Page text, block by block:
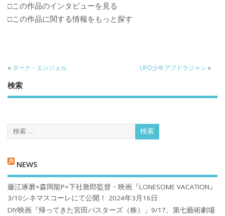
□この作品のインタビューを見る
□この作品に関する情報をもっと探す
« ダーク・エンジェル UFO少年アブドラジャン »
検索
NEWS
藤江琢磨×森岡龍P×下社敦郎監督・映画『LONESOME VACATION』
3/10シネマスコーレにて公開！
2024年3月16日
DIY映画『帰ってきた宮田バスターズ（株）」9/17、第七藝術劇場